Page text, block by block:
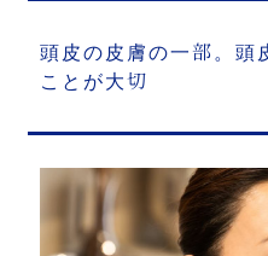
頭皮の皮膚の一部。頭
ことが大切